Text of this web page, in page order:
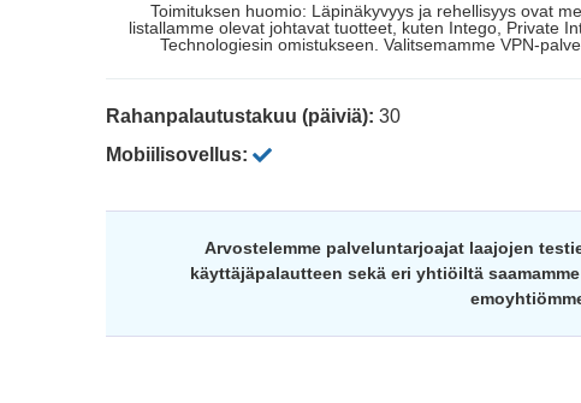
Toimituksen huomio: Läpinäkyvyys ja rehellisyys ovat
listallamme olevat johtavat tuotteet, kuten Intego, Private
Technologiesin omistukseen. Valitsemamme VPN-
Rahanpalautustakuu (päiviä): 30
Mobiilisovellus:
Arvostelemme palveluntarjoajat laajojen
käyttäjäpalautteen sekä eri yhtiöiltä